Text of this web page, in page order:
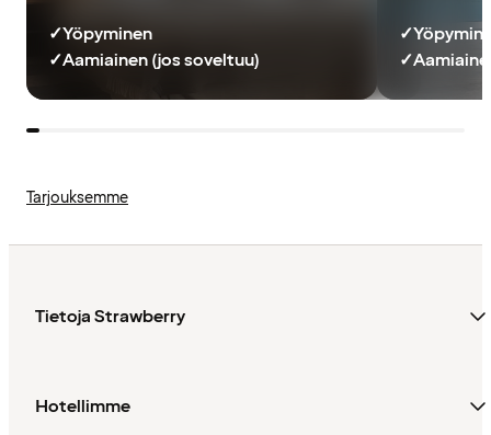
✓Yöpyminen
✓Aamiainen (jos soveltuu)
✓
✓
Tarjouksemme
Tietoja Strawberry
Hotellimme